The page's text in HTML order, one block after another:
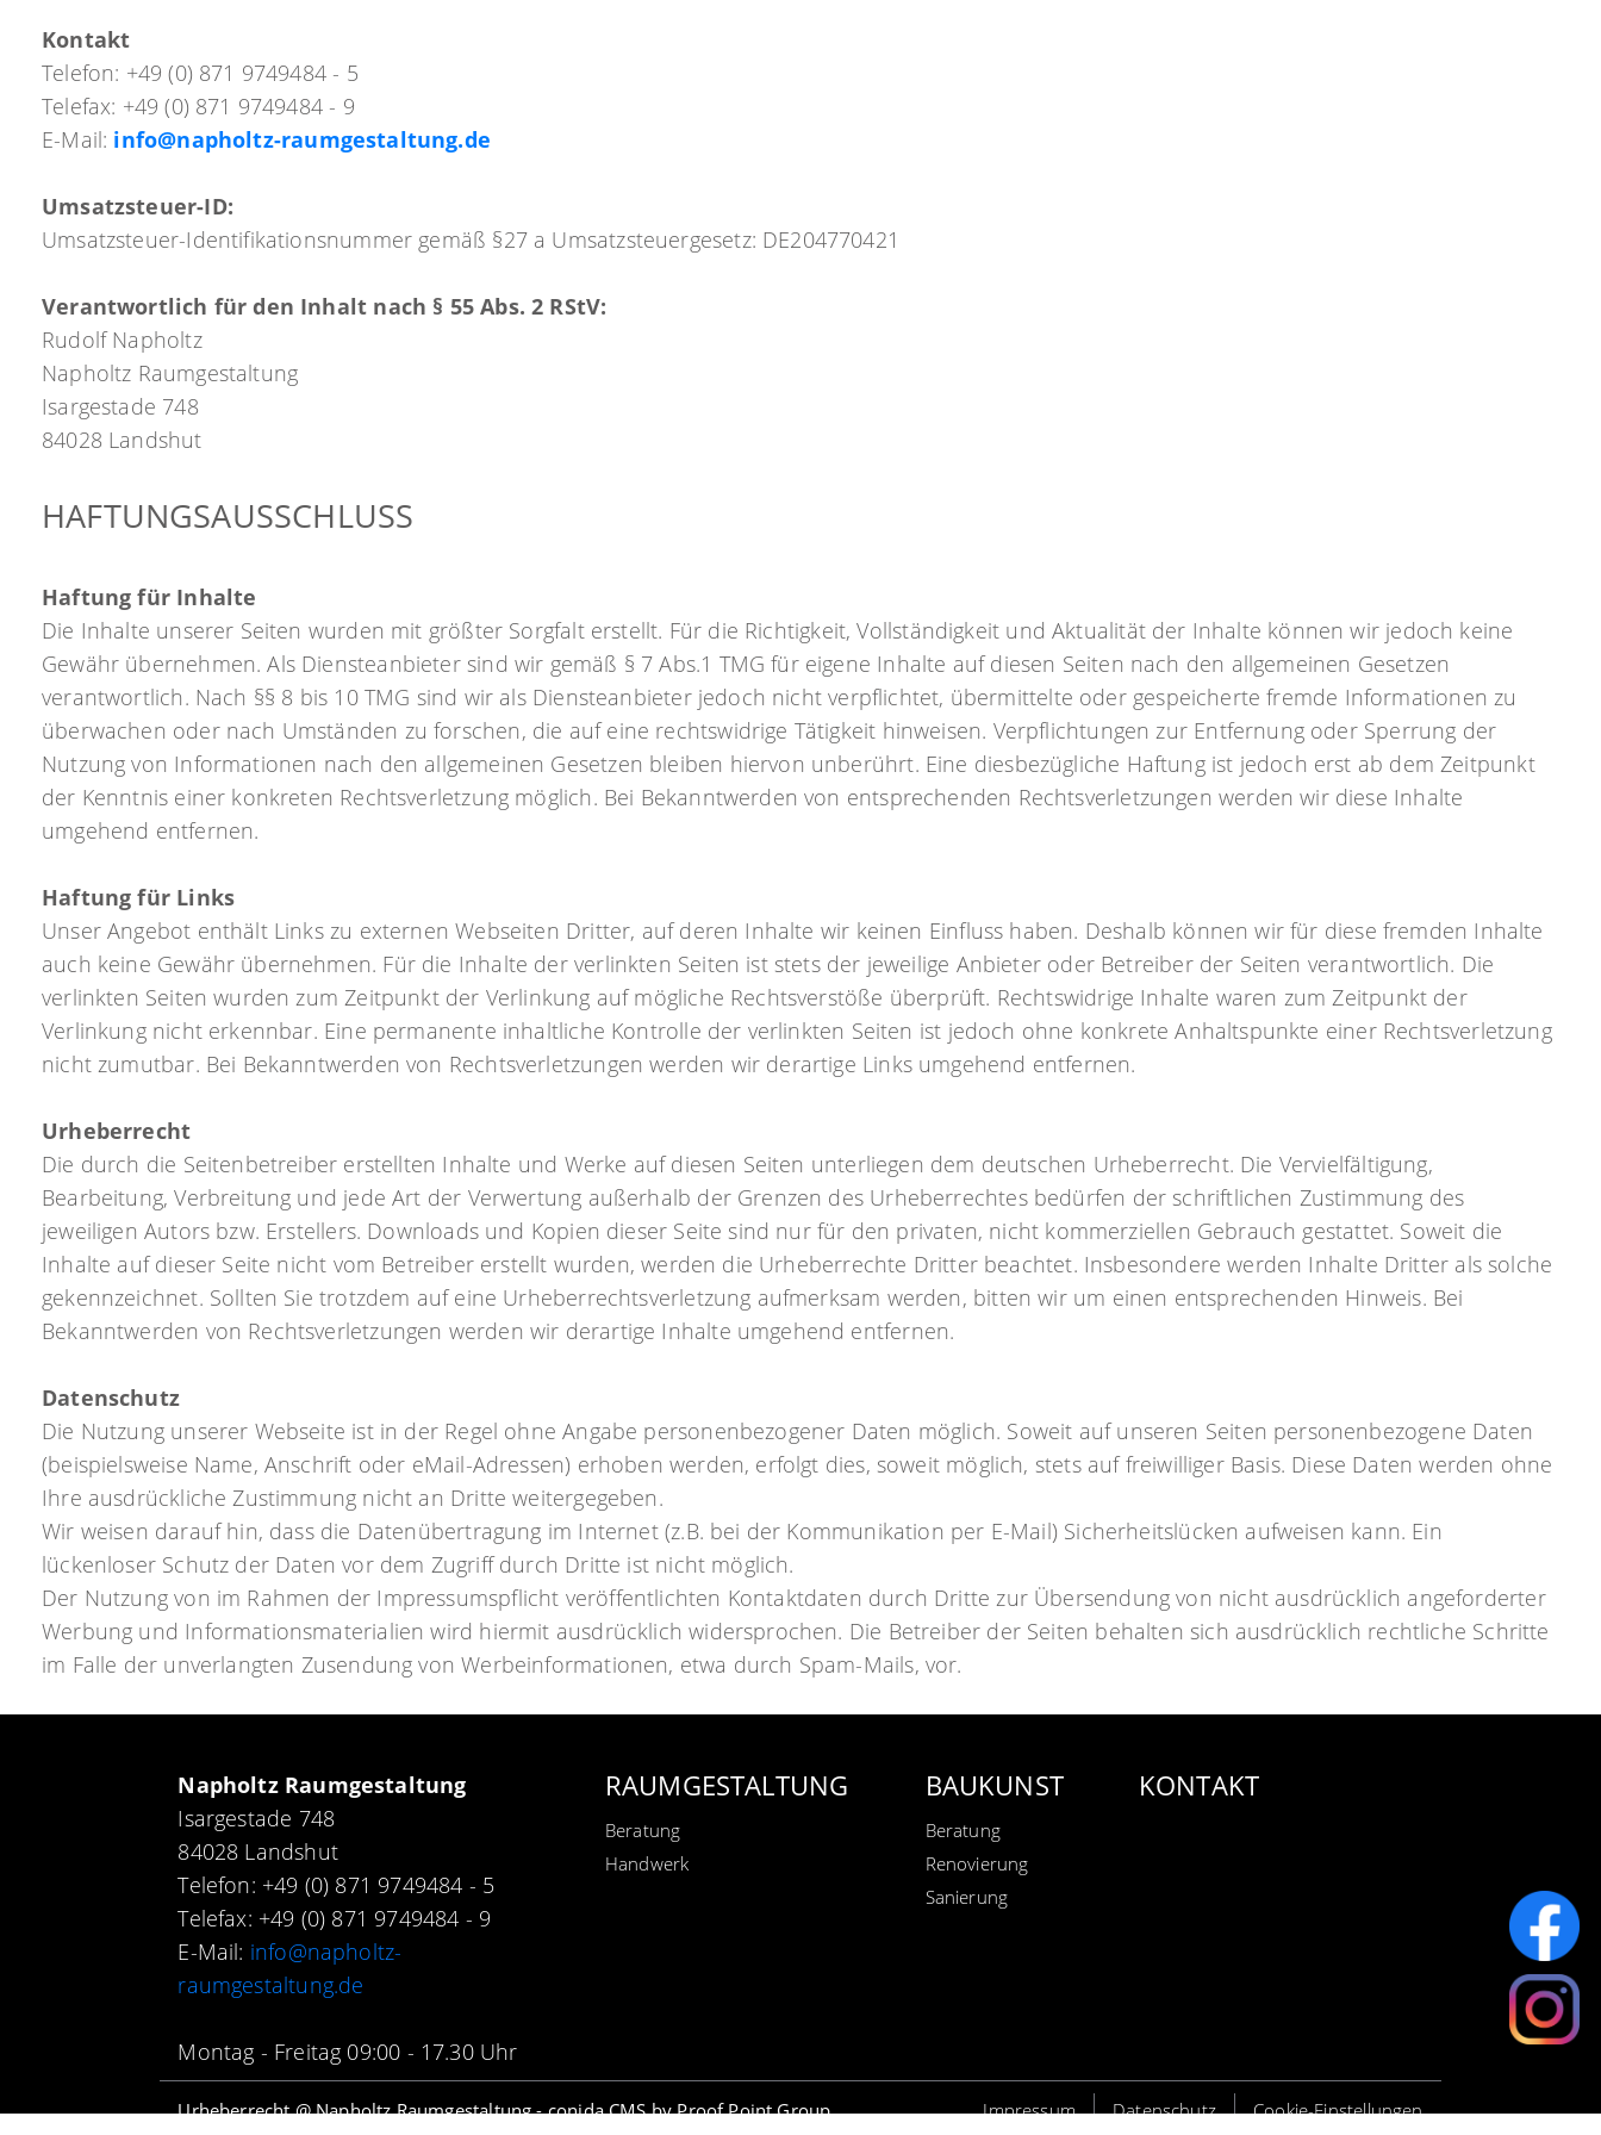
Kontakt
Telefon: +49 (0) 871 9749484 - 5
Telefax: +49 (0) 871 9749484 - 9
E-Mail: info@napholtz-raumgestaltung.de
Umsatzsteuer-ID:
Umsatzsteuer-Identifikationsnummer gemäß §27 a Umsatzsteuergesetz: DE204770421
Verantwortlich für den Inhalt nach § 55 Abs. 2 RStV:
Rudolf Napholtz
Napholtz Raumgestaltung
Isargestade 748
84028 Landshut
HAFTUNGSAUSSCHLUSS
Haftung für Inhalte
Die Inhalte unserer Seiten wurden mit größter Sorgfalt erstellt. Für die Richtigkeit, Vollständigkeit und Aktualität der Inhalte können wir jedoch keine
Gewähr übernehmen. Als Diensteanbieter sind wir gemäß § 7 Abs.1 TMG für eigene Inhalte auf diesen Seiten nach den allgemeinen Gesetzen
verantwortlich. Nach §§ 8 bis 10 TMG sind wir als Diensteanbieter jedoch nicht verpflichtet, übermittelte oder gespeicherte fremde Informationen zu
überwachen oder nach Umständen zu forschen, die auf eine rechtswidrige Tätigkeit hinweisen. Verpflichtungen zur Entfernung oder Sperrung der
Nutzung von Informationen nach den allgemeinen Gesetzen bleiben hiervon unberührt. Eine diesbezügliche Haftung ist jedoch erst ab dem Zeitpunkt
der Kenntnis einer konkreten Rechtsverletzung möglich. Bei Bekanntwerden von entsprechenden Rechtsverletzungen werden wir diese Inhalte
umgehend entfernen.
Haftung für Links
Unser Angebot enthält Links zu externen Webseiten Dritter, auf deren Inhalte wir keinen Einfluss haben. Deshalb können wir für diese fremden Inhalte
auch keine Gewähr übernehmen. Für die Inhalte der verlinkten Seiten ist stets der jeweilige Anbieter oder Betreiber der Seiten verantwortlich. Die
verlinkten Seiten wurden zum Zeitpunkt der Verlinkung auf mögliche Rechtsverstöße überprüft. Rechtswidrige Inhalte waren zum Zeitpunkt der
Verlinkung nicht erkennbar. Eine permanente inhaltliche Kontrolle der verlinkten Seiten ist jedoch ohne konkrete Anhaltspunkte einer Rechtsverletzung
nicht zumutbar. Bei Bekanntwerden von Rechtsverletzungen werden wir derartige Links umgehend entfernen.
Urheberrecht
Die durch die Seitenbetreiber erstellten Inhalte und Werke auf diesen Seiten unterliegen dem deutschen Urheberrecht. Die Vervielfältigung,
Bearbeitung, Verbreitung und jede Art der Verwertung außerhalb der Grenzen des Urheberrechtes bedürfen der schriftlichen Zustimmung des
jeweiligen Autors bzw. Erstellers. Downloads und Kopien dieser Seite sind nur für den privaten, nicht kommerziellen Gebrauch gestattet. Soweit die
Inhalte auf dieser Seite nicht vom Betreiber erstellt wurden, werden die Urheberrechte Dritter beachtet. Insbesondere werden Inhalte Dritter als solche
gekennzeichnet. Sollten Sie trotzdem auf eine Urheberrechtsverletzung aufmerksam werden, bitten wir um einen entsprechenden Hinweis. Bei
Bekanntwerden von Rechtsverletzungen werden wir derartige Inhalte umgehend entfernen.
Datenschutz
Die Nutzung unserer Webseite ist in der Regel ohne Angabe personenbezogener Daten möglich. Soweit auf unseren Seiten personenbezogene Daten
(beispielsweise Name, Anschrift oder eMail-Adressen) erhoben werden, erfolgt dies, soweit möglich, stets auf freiwilliger Basis. Diese Daten werden ohne
Ihre ausdrückliche Zustimmung nicht an Dritte weitergegeben.
Wir weisen darauf hin, dass die Datenübertragung im Internet (z.B. bei der Kommunikation per E-Mail) Sicherheitslücken aufweisen kann. Ein
lückenloser Schutz der Daten vor dem Zugriff durch Dritte ist nicht möglich.
Der Nutzung von im Rahmen der Impressumspflicht veröffentlichten Kontaktdaten durch Dritte zur Übersendung von nicht ausdrücklich angeforderter
Werbung und Informationsmaterialien wird hiermit ausdrücklich widersprochen. Die Betreiber der Seiten behalten sich ausdrücklich rechtliche Schritte
im Falle der unverlangten Zusendung von Werbeinformationen, etwa durch Spam-Mails, vor.
Napholtz Raumgestaltung
Isargestade 748
84028 Landshut
Telefon: +49 (0) 871 9749484 - 5
Telefax: +49 (0) 871 9749484 - 9
E-Mail: info@napholtz-
raumgestaltung.de
Montag - Freitag 09:00 - 17.30 Uhr
RAUMGESTALTUNG
Beratung
Handwerk
BAUKUNST
Beratung
Renovierung
Sanierung
KONTAKT
Urheberrecht @ Napholtz Raumgestaltung -conida CMS by Proof Point Group Impressum Datenschutz Cookie-Einstellungen